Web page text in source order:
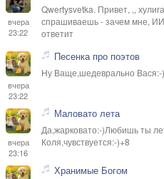
вчера
23:22
Qwertysvetka. Привет, ,,
спрашиваешь - зачем мне,
ответит
вчера
23:22
Песенка про поэтов
Ну Ваще,шедеврально Вася:-
вчера
23:16
Маловато лета
Да,жарковато:-)Любишь ты
Коля,чувствуется:-)+8
Хранимые Богом